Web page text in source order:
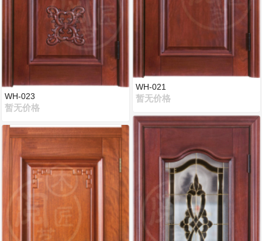
WH-023
暂无价格
WH-021
暂无价格